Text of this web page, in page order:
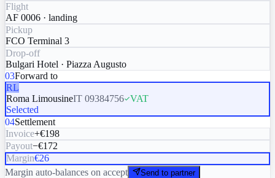
Flight
AF 0006 · landing
Pickup
FCO Terminal 3
Drop-off
Bulgari Hotel · Piazza Augusto
03Forward to
RL
Roma LimousineIT 09384756
VAT
Selected
04Settlement
Invoice+€198
Payout−€172
Margin€26
Margin auto-balances on accept
Send to partner